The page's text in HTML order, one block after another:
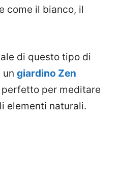
come il bianco, il
di questo tipo di
un giardino Zen
perfetto per meditare
elementi naturali.